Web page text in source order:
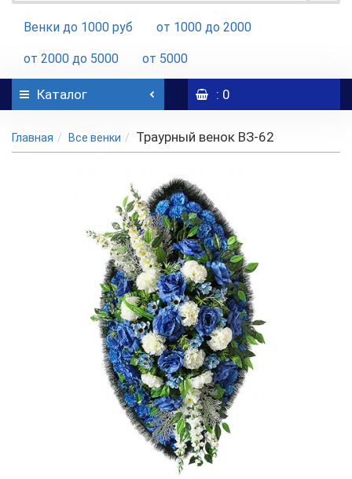
Венки до 1000 руб от 1000 до 2000
от 2000 до 5000 от 5000
Каталог : 0
Главная Все венки Траурный венок ВЗ-62